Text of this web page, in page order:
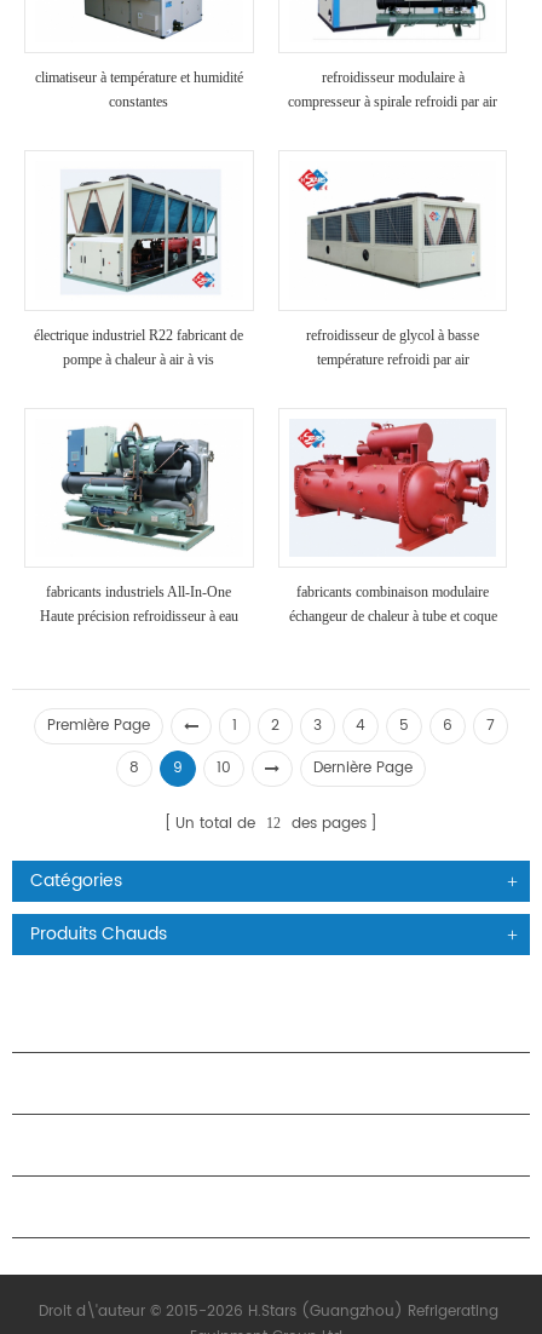
climatiseur à température et humidité
constantes
refroidisseur modulaire à
compresseur à spirale refroidi par air
haute qualité
électrique industriel R22 fabricant de
pompe à chaleur à air à vis
refroidisseur de glycol à basse
température refroidi par air
fabricants industriels All-In-One
Haute précision refroidisseur à eau
fabricants combinaison modulaire
échangeur de chaleur à tube et coque
Première Page 1 2 3 4 5 6
7
8
9 10 Dernière Page
Un total de 12 des pages
Catégories
Produits Chauds
Droit d\'auteur © 2015-2026 H.Stars (Guangzhou) Refrigerating